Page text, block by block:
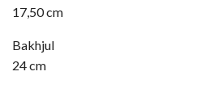
17,50 cm
Bakhjul
24 cm